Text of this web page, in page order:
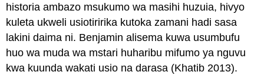
historia ambazo msukumo wa masihi huzuia, hivyo
kuleta ukweli usiotiririka kutoka zamani hadi sasa
lakini daima ni. Benjamin alisema kuwa usumbufu
huo wa muda wa mstari huharibu mifumo ya nguvu
kwa kuunda wakati usio na darasa (Khatib 2013).